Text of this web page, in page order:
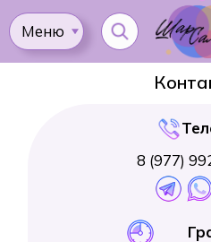
Акции
Меню
Контакты
График
работы
прием заказов
с 9:00 до 21:00 без выходных
Наш адрес:
Телефон